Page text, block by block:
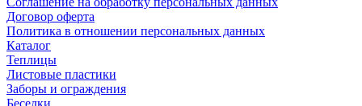
Договор оферта
Политика в отношении персональных данных
Каталог
Теплицы
Листовые пластики
Заборы и ограждения
Беседки